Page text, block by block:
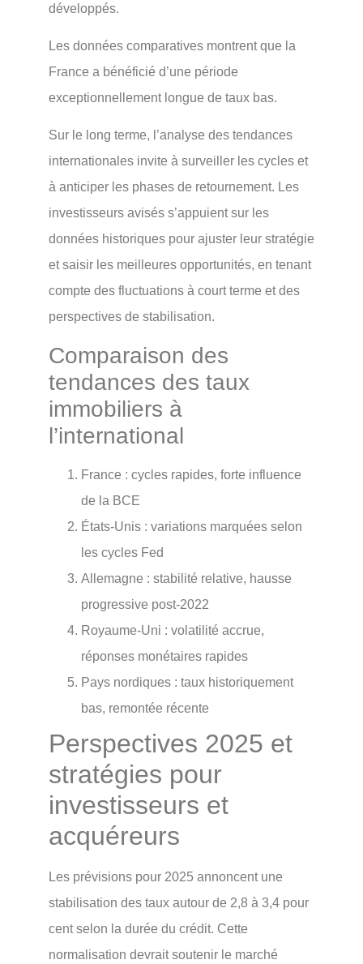
développés.
Les données comparatives montrent que la
France a bénéficié d’une période
exceptionnellement longue de taux bas.
Sur le long terme, l’analyse des tendances
internationales invite à surveiller les cycles et
à anticiper les phases de retournement. Les
investisseurs avisés s’appuient sur les
données historiques pour ajuster leur stratégie
et saisir les meilleures opportunités, en tenant
compte des fluctuations à court terme et des
perspectives de stabilisation.
Comparaison des
tendances des taux
immobiliers à
l’international
France : cycles rapides, forte influence
de la BCE
États-Unis : variations marquées selon
les cycles Fed
Allemagne : stabilité relative, hausse
progressive post-2022
Royaume-Uni : volatilité accrue,
réponses monétaires rapides
Pays nordiques : taux historiquement
bas, remontée récente
Perspectives 2025 et
stratégies pour
investisseurs et
acquéreurs
Les prévisions pour 2025 annoncent une
stabilisation des taux autour de 2,8 à 3,4 pour
cent selon la durée du crédit. Cette
normalisation devrait soutenir le marché